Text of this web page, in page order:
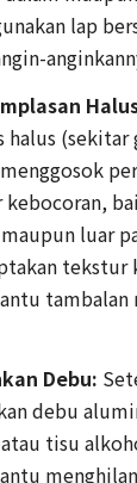
lap
halus (sekitar
kebocoran,
luar
tekstur
Debu:
debu
tisu